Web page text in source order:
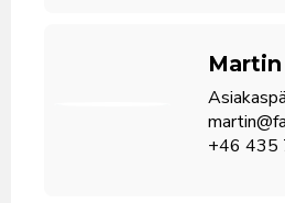
+46 435